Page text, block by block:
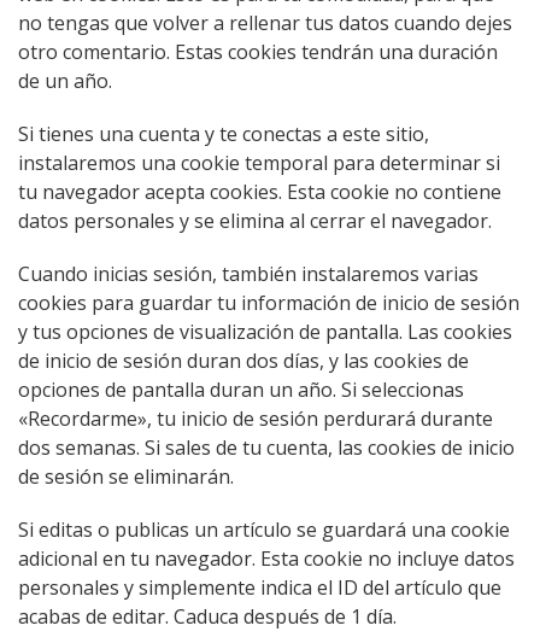
no tengas que volver a rellenar tus datos cuando dejes
otro comentario. Estas cookies tendrán una duración
de un año.
Si tienes una cuenta y te conectas a este sitio,
instalaremos una cookie temporal para determinar si
tu navegador acepta cookies. Esta cookie no contiene
datos personales y se elimina al cerrar el navegador.
Cuando inicias sesión, también instalaremos varias
cookies para guardar tu información de inicio de sesión
y tus opciones de visualización de pantalla. Las cookies
de inicio de sesión duran dos días, y las cookies de
opciones de pantalla duran un año. Si seleccionas
«Recordarme», tu inicio de sesión perdurará durante
dos semanas. Si sales de tu cuenta, las cookies de inicio
de sesión se eliminarán.
Si editas o publicas un artículo se guardará una cookie
adicional en tu navegador. Esta cookie no incluye datos
personales y simplemente indica el ID del artículo que
acabas de editar. Caduca después de 1 día.